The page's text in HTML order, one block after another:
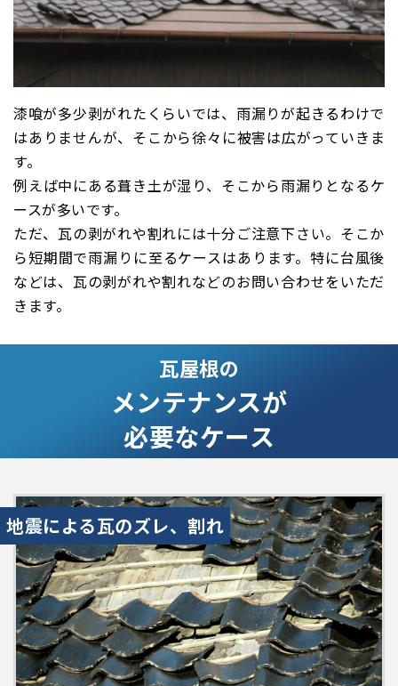
漆喰が多少剥がれたくらいでは、雨漏りが起きるわけで
はありませんが、そこから徐々に被害は広がっていきま
す。
例えば中にある葺き土が湿り、そこから雨漏りとなるケ
ースが多いです。
ただ、瓦の剥がれや割れには十分ご注意下さい。そこか
ら短期間で雨漏りに至るケースはあります。特に台風後
などは、瓦の剥がれや割れなどのお問い合わせをいただ
きます。
瓦屋根の
メンテナンスが
必要なケース
地震による瓦のズレ、割れ